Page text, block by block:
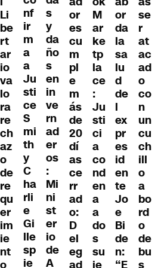
Li
be
rt
ar
io
va
lo
ra
re
ch
az
o
de
re
qu
er
im
ie
nt
nf
ir
m
a
a
Ju
sti
ce
S
mi
th
y
C
ha
rli
e
Gi
lle
sp
ie
s
y
da
ño
s
en
in
ve
rn
ad
er
os
:
Mi
ni
st
er
io
de
A
or
es
cu
m
pl
e
m
ás
de
20
dí
as
ce
rr
ad
o:
D
el
eg
ad
M
ar
ke
tp
la
ce
:
Ju
sti
ci
a
co
nd
en
a
a
do
s
su
or
da
la
sa
lu
d
de
l
ex
pr
es
id
en
te
Jo
e
Bi
de
n:
se
r
at
ac
ad
o
co
n
un
cu
ch
ill
o
a
bo
rd
o
de
bu